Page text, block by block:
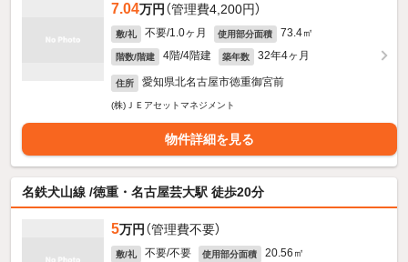
7.04万円 （管理費4,200円）
敷/礼 不要/1.0ヶ月 使用部分面積 73.4㎡
階数/階建 4階/4階建 築年数 32年4ヶ月
住所 愛知県北名古屋市徳重御宮前
(株)ＪＥアセットマネジメント
物件詳細を見る
名鉄犬山線 /徳重・名古屋芸大駅 徒歩20分
5万円 （管理費不要）
敷/礼 不要/不要 使用部分面積 20.56㎡